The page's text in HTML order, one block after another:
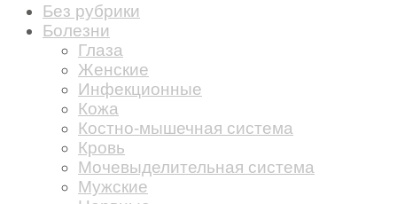
Без рубрики
Болезни
Глаза
Женские
Инфекционные
Кожа
Костно-мышечная система
Кровь
Мочевыделительная система
Мужские